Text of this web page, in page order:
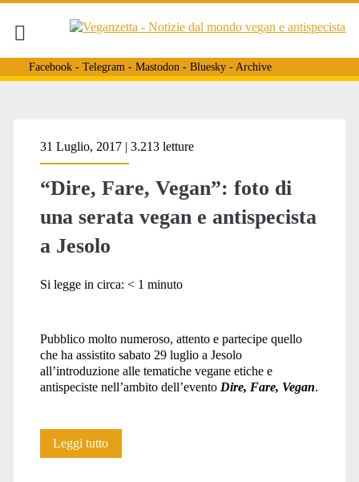
Facebook- Telegram- Mastodon- Bluesky- Archive
Tag:
<span>dire</span>
31 Luglio, 2017 | 3.213 letture
“Dire, Fare, Vegan”: foto di
una serata vegan e antispecista
a Jesolo
Si legge in circa: < 1 minuto
Pubblico molto numeroso, attento e partecipe quello
che ha assistito sabato 29 luglio a Jesolo
all’introduzione alle tematiche vegane etiche e
antispeciste nell’ambito dell’evento Dire, Fare, Vegan.
Leggi tutto“Dire,